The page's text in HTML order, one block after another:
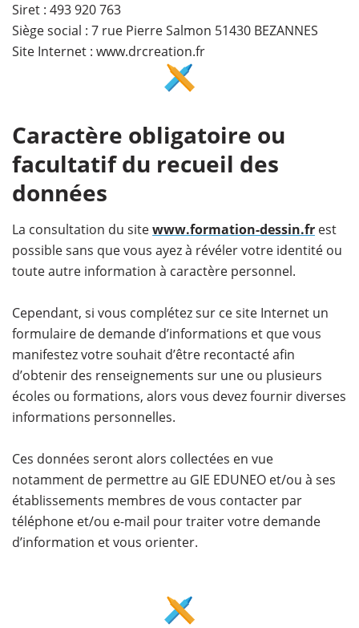
Siret : 493 920 763
Siège social : 7 rue Pierre Salmon 51430 BEZANNES
Site Internet : www.drcreation.fr
Caractère obligatoire ou
facultatif du recueil des
données
La consultation du sitewww.formation-dessin.fr est
possible sans que vous ayez à révéler votre identité ou
toute autre information à caractère personnel.
Cependant, si vous complétez sur ce site Internet un
formulaire de demande d’informations et que vous
manifestez votre souhait d’être recontacté afin
d’obtenir des renseignements sur une ou plusieurs
écoles ou formations, alors vous devez fournir diverses
informations personnelles.
Ces données seront alors collectées en vue
notamment de permettre au GIE EDUNEO et/ou à ses
établissements membres de vous contacter par
téléphone et/ou e-mail pour traiter votre demande
d’information et vous orienter.